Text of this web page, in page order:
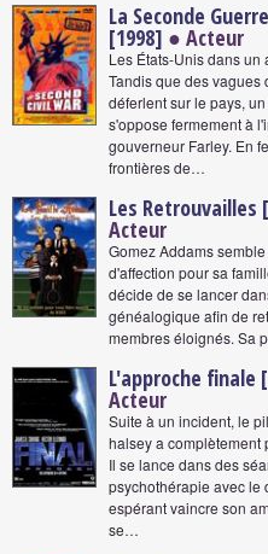
La Seconde
[1998] ● Acteur
Les États-Unis dans un
Tandis que des vagues
déferlent sur le pays,
s'oppose fermement à
gouverneur Farley. En
frontières de…
Les Retrouvailles
Acteur
Gomez Addams
d'affection pour sa
décide de se lancer
généalogique afin de
membres éloignés. Sa
L'approche finale
Acteur
Suite à un incident, le
halsey a complètement
Il se lance dans des
psychothérapie avec le
espérant vaincre son
se…